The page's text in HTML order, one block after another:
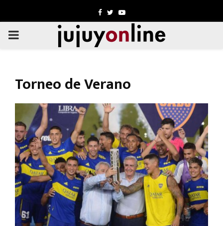
Facebook
TwitterYoutube
PRIMARY
Torneo de Verano